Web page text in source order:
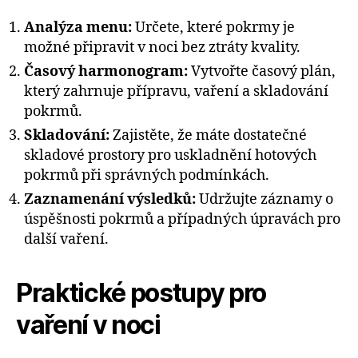
Analýza menu:Určete, které pokrmy je
možné připravit v noci bez ztráty kvality.
Časový harmonogram:Vytvořte časový plán,
který zahrnuje přípravu, vaření a skladování
pokrmů.
Skladování:Zajistěte, že máte dostatečné
skladové prostory pro uskladnění hotových
pokrmů při správných podmínkách.
Zaznamenání výsledků:Udržujte záznamy o
úspěšnosti pokrmů a případných úpravách pro
další vaření.
Praktické postupy pro
vaření v noci